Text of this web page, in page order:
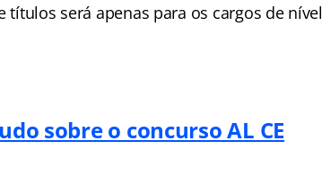
títulos será apenas para os cargos de
sobre o concurso AL CE